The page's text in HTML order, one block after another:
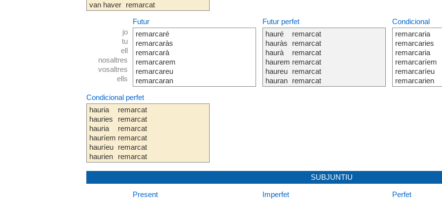
van haver
remarcat
jo
tu
ell
nosaltres
vosaltres
ells
Futur
remarcaré
remarcaràs
remarcarà
remarcarem
remarcareu
remarcaran
Futur perfet
hauré
hauràs
haurà
haurem
haureu
hauran
remarcat
remarcat
remarcat
remarcat
remarcat
remarcat
Condicional
remarcaria
remarcaries
remarcaria
remarcaríem
remarcaríeu
remarcarien
Condicional perfet
hauria
hauries
hauria
hauríem
hauríeu
haurien
remarcat
remarcat
remarcat
remarcat
remarcat
remarcat
SUBJUNTIU
Present
Imperfet
Perfet